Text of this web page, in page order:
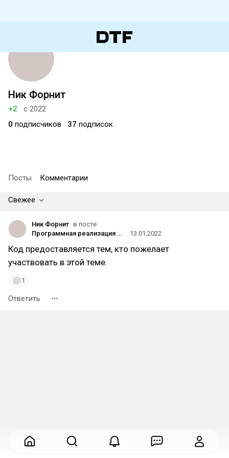
Ник Форнит
+2
с 2022
0 подписчиков 37 подписок
Посты Комментарии
Свежее
Ник Форнит в посте
Программная реализация живых существ
13.01.2022
Код предоставляется тем, кто пожелает
участвовать в этой теме.
1
Ответить